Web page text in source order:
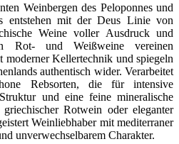
Weinbergen des Peloponnes und
entstehen mit der Deus Linie von
Weine voller Ausdruck und
Rot- und Weißweine vereinen
moderner Kellertechnik und spiegeln
authentisch wider. Verarbeitet
Rebsorten, die für intensive
und eine feine mineralische
Rotwein oder eleganter
Weinliebhaber mit mediterraner
unverwechselbarem Charakter.